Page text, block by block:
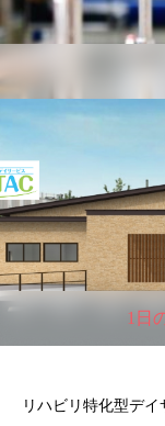
1日
リハビリ特化型デイ